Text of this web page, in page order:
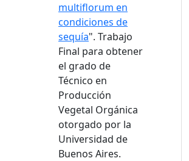
multiflorum en
condiciones de
sequía". Trabajo
Final para obtener
el grado de
Técnico en
Producción
Vegetal Orgánica
otorgado por la
Universidad de
Buenos Aires.